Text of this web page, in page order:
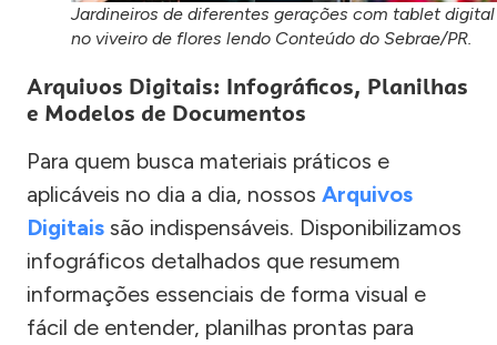
Jardineiros de diferentes gerações com tablet digital
no viveiro de flores lendo Conteúdo do Sebrae/PR.
Arquivos Digitais: Infográficos, Planilhas
e Modelos de Documentos
Para quem busca materiais práticos e
aplicáveis no dia a dia, nossos Arquivos
Digitais são indispensáveis. Disponibilizamos
infográficos detalhados que resumem
informações essenciais de forma visual e
fácil de entender, planilhas prontas para